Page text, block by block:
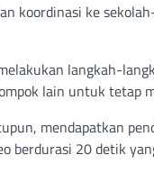
koordinasi ke
langkah-
lain untuk tetap
mendapatkan
berdurasi 20 detik